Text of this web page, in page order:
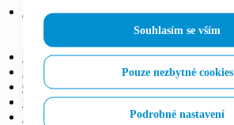
AUTO-MOTO (8)
AUTOMOBILY OSOBNÍ (7)
DŮM A ZAHRADA (4)
ELEKTRO
OBLEČENÍ, OBUV A DOPLŇKY (59)
SPORT A TURISTIKA (1)
ZBOŽÍ PRO DĚTI
(11)
Souhlasím se vším
Pouze nezbytné cookies
Podrobné nastavení